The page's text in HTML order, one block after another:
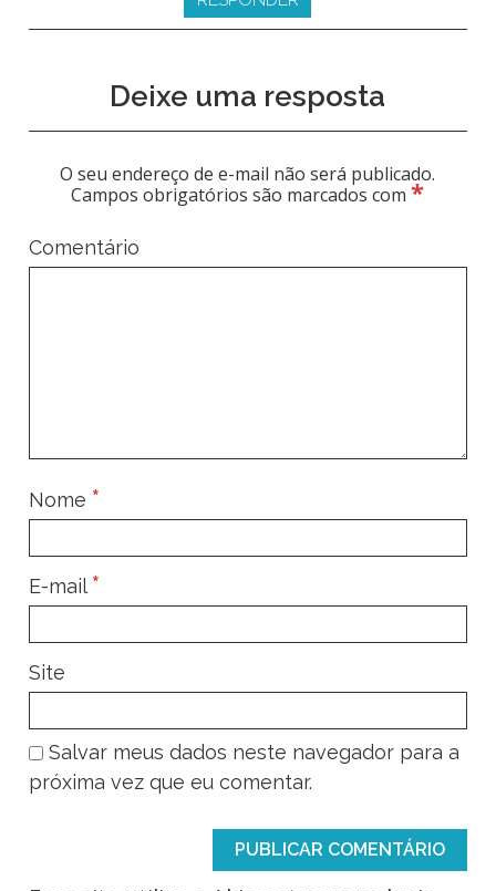
Deixe uma resposta
O seu endereço de e-mail não será publicado.
Campos obrigatórios são marcados com*
Comentário
Nome *
E-mail *
Site
Salvar meus dados neste navegador para a
próxima vez que eu comentar.